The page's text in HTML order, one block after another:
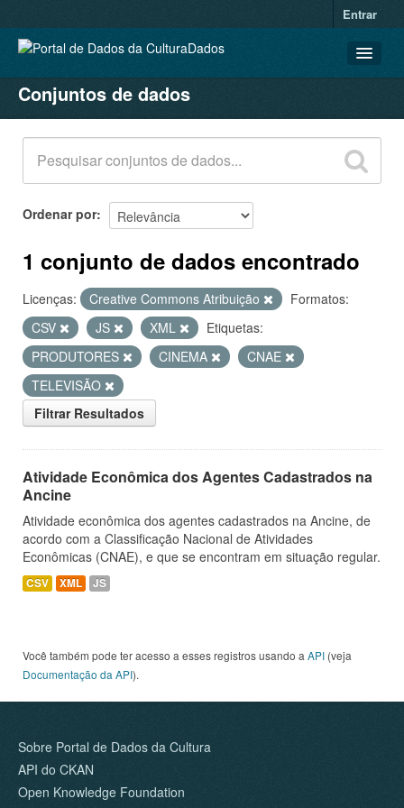
Entrar
CONJUNTOS DE DADOS
ORGANIZAÇÕES
GRUPOS
SOBRE
Conjuntos de dados
Ordenar por
1 conjunto de dados encontrado
Licenças: Creative Commons Atribuição
Formatos:
CSV
JS XML
Etiquetas:
PRODUTORES
CINEMA
CNAE
TELEVISÃO
Filtrar Resultados
Atividade Econômica dos Agentes Cadastrados na
Ancine
Atividade econômica dos agentes cadastrados na Ancine, de
acordo com a Classificação Nacional de Atividades
Econômicas (CNAE), e que se encontram em situação regular.
CSV XML JS
Você também pode ter acesso a esses registros usando a API (veja
Documentação da API).
Sobre Portal de Dados da Cultura
API do CKAN
Open Knowledge Foundation